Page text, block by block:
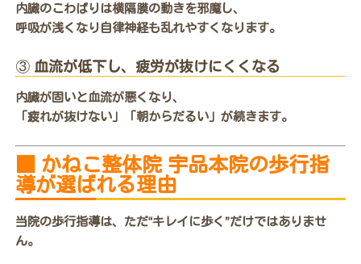
内臓のこわばりは横隔膜の動きを邪魔し、
呼吸が浅くなり自律神経も乱れやすくなります。
③ 血流が低下し、疲労が抜けにくくなる
内臓が固いと血流が悪くなり、
「疲れが抜けない」「朝からだるい」が続きます。
かねこ整体院 宇品本院の歩行指
導が選ばれる理由
当院の歩行指導は、ただ“キレイに歩く”だけではありませ
ん。